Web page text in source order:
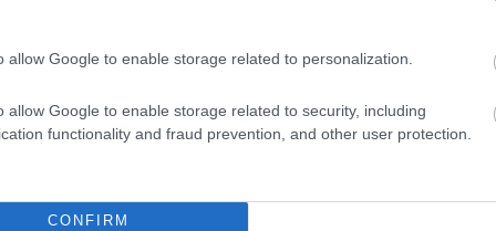
allow Google to enable storage related to personalization.
allow Google to enable storage related to security, including
functionality and fraud prevention, and other user protection.
CONFIRM
melynek része egy 1 perces videó üzenet
Junior tagja lenni, mert...... ?” (A videó üzenetet
linkjét pedig tüntesd fel a jelentkezési lapon. Ha
is megadni!)